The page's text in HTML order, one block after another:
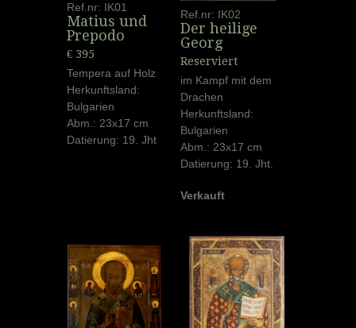
Ref.nr: IK01
Matius und
Prepodo
€ 395
Tempera auf Holz
Herkunftsland:
Bulgarien
Abm.: 23x17 cm
Datierung: 19. Jht
Ref.nr: IK02
Der heilige
Georg
Reserviert
im Kampf mit dem
Drachen
Herkunftsland:
Bulgarien
Abm.: 23x17 cm
Datierung: 19. Jht.
Verkauft